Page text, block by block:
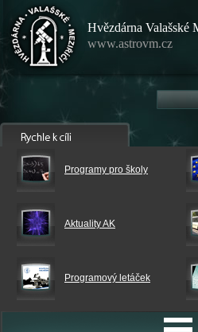
Hvězdárna Valašské
www.astrovm.cz
Programy pro školy
Aktuality AK
Programový letáček